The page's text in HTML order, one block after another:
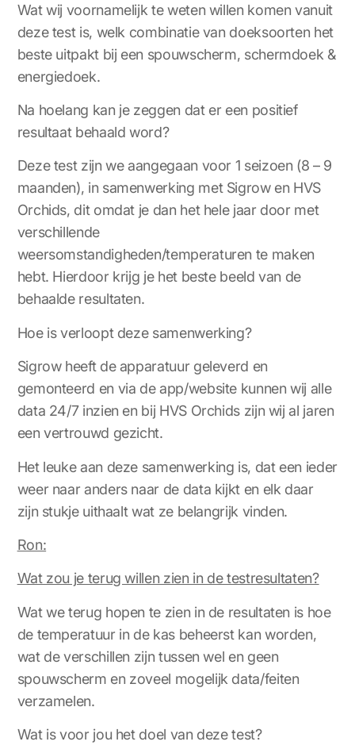
Wat wij voornamelijk te weten willen komen vanuit
deze test is, welk combinatie van doeksoorten het
beste uitpakt bij een spouwscherm, schermdoek &
energiedoek.
Na hoelang kan je zeggen dat er een positief
resultaat behaald word?
Deze test zijn we aangegaan voor 1 seizoen (8 – 9
maanden), in samenwerking met Sigrow en HVS
Orchids, dit omdat je dan het hele jaar door met
verschillende
weersomstandigheden/temperaturen te maken
hebt. Hierdoor krijg je het beste beeld van de
behaalde resultaten.
Hoe is verloopt deze samenwerking?
Sigrow heeft de apparatuur geleverd en
gemonteerd en via de app/website kunnen wij alle
data 24/7 inzien en bij HVS Orchids zijn wij al jaren
een vertrouwd gezicht.
Het leuke aan deze samenwerking is, dat een ieder
weer naar anders naar de data kijkt en elk daar
zijn stukje uithaalt wat ze belangrijk vinden.
Ron:
Wat zou je terug willen zien in de testresultaten?
Wat we terug hopen te zien in de resultaten is hoe
de temperatuur in de kas beheerst kan worden,
wat de verschillen zijn tussen wel en geen
spouwscherm en zoveel mogelijk data/feiten
verzamelen.
Wat is voor jou het doel van deze test?